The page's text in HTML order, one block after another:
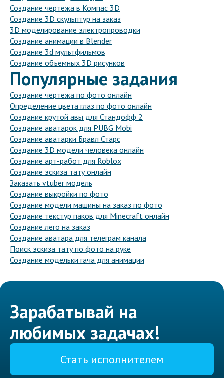
Создание чертежа в Компас 3D
Создание 3D скульптур на заказ
3D моделирование электропроводки
Создание анимации в Blender
Создание 3d мультфильмов
Создание объемных 3D рисунков
Популярные задания
Создание чертежа по фото онлайн
Определение цвета глаз по фото онлайн
Создание крутой авы для Стандофф 2
Создание аватарок для PUBG Mobi
Создание аватарки Бравл Старс
Создание 3D модели человека онлайн
Создание арт-работ для Roblox
Создание эскиза тату онлайн
Заказать vtuber модель
Создание выкройки по фото
Создание модели машины на заказ по фото
Создание текстур паков для Minecraft онлайн
Создание лего на заказ
Создание аватара для телеграм канала
Поиск эскиза тату по фото на руке
Создание модельки гача для анимации
Зарабатывай на
любимых задачах!
Стать исполнителем